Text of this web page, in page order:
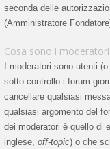
seconda delle
(Amministratore
Cosa sono i
I moderatori sono utenti
sotto controllo i forum
cancellare qualsiasi
qualsiasi argomento del
dei moderatori è quello di
inglese, off-topic) o che